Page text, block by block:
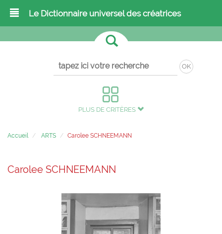
Le Dictionnaire universel des créatrices
OK
PLUS DE CRITÈRES
Accueil ARTS Carolee SCHNEEMANN
Carolee SCHNEEMANN